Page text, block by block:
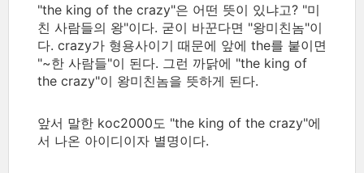
"the king of the crazy"은 어떤 뜻이 있냐고? "미
친 사람들의 왕"이다. 굳이 바꾼다면 "왕미친놈"이
다. crazy가 형용사이기 때문에 앞에 the를 붙이면
"~한 사람들"이 된다. 그런 까닭에 "the king of
the crazy"이 왕미친놈을 뜻하게 된다.
앞서 말한 koc2000도 "the king of the crazy"에
서 나온 아이디이자 별명이다.